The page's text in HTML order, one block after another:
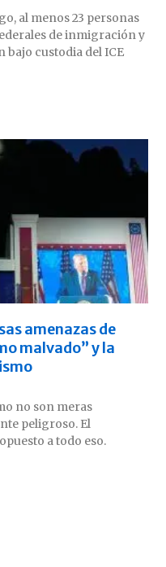
al menos 23 personas
de inmigración y
bajo custodia del ICE
amenazas de
malvado” y la
no son meras
peligroso. El
a todo eso.